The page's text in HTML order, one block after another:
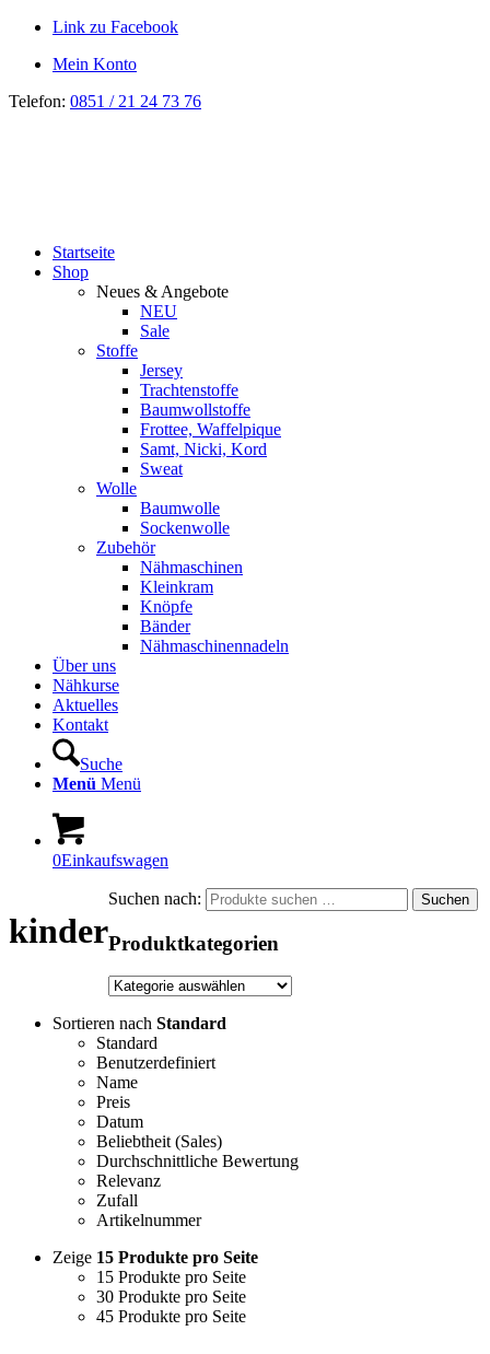
Link zu Facebook
Mein Konto
Telefon: 0851 / 21 24 73 76
Startseite
Shop
Neues & Angebote
NEU
Sale
Stoffe
Jersey
Trachtenstoffe
Baumwollstoffe
Frottee, Waffelpique
Samt, Nicki, Kord
Sweat
Wolle
Baumwolle
Sockenwolle
Zubehör
Nähmaschinen
Kleinkram
Knöpfe
Bänder
Nähmaschinennadeln
Über uns
Nähkurse
Aktuelles
Kontakt
Suche
Menü Menü
0Einkaufswagen
kinder
Sortieren nach Standard
Standard
Benutzerdefiniert
Name
Preis
Datum
Beliebtheit (Sales)
Durchschnittliche Bewertung
Relevanz
Zufall
Artikelnummer
Zeige 15 Produkte pro Seite
15 Produkte pro Seite
30 Produkte pro Seite
45 Produkte pro Seite
Suchen nach: Suchen
Produktkategorien